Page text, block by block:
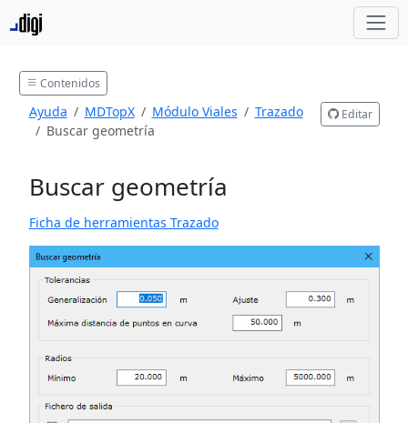
Contenidos
Ayuda MDTopX Módulo Viales
Trazado
Buscar geometría
Editar
Buscar geometría
Ficha de herramientas Trazado